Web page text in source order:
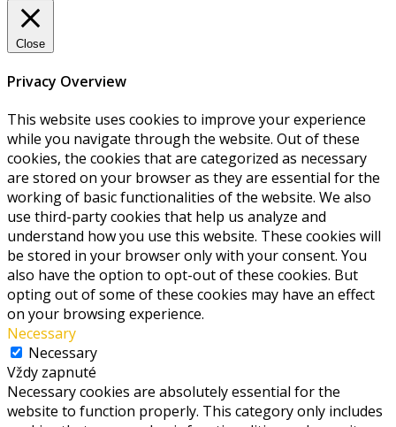
Close
Privacy Overview
This website uses cookies to improve your experience
while you navigate through the website. Out of these
cookies, the cookies that are categorized as necessary
are stored on your browser as they are essential for the
working of basic functionalities of the website. We also
use third-party cookies that help us analyze and
understand how you use this website. These cookies will
be stored in your browser only with your consent. You
also have the option to opt-out of these cookies. But
opting out of some of these cookies may have an effect
on your browsing experience.
Necessary
Necessary
Vždy zapnuté
Necessary cookies are absolutely essential for the
website to function properly. This category only includes